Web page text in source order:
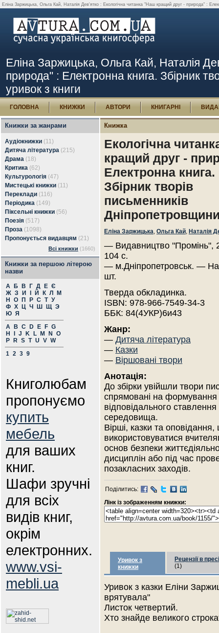
Еліна Заржицька, Ольга Кай, Наталія Дев'ятко : Екологічна читанка "Наш кращий друг - природа" :
Еліна Заржицька, Ольга Кай, Наталія
природа" : Електронна книга. Збірник
уривок з книги
ГОЛОВНА КНИЖКИ АВТОРИ КНИГАРНІ
Книжки за жанрами
Аудіокнижки (11)
Дитяча література (215)
Драма (18)
Критика (62)
Культурологія (47)
Мистецькі книжки (11)
Переклади (116)
Періодика (149)
Піксельні книжки (56)
Поезія (517)
Проза (1098)
Пропонується видавцям (21)
Всі книжки (1660)
Книжки за першою літерою
назви
А Б В Г Д Е Є
Ж З И Й К Л
М
Н
О П Р С Т У
Ф Х Ц Ч Ш Щ Э
Ю Я
A
B C D E F G
H
J K L M N
O
P
R S T U V W
1 2 3 9
Книголюбам
пропонуємо
купить
мебель
для ваших
книг.
Шафи зручні
для всіх
видів книг,
окрім
електронних.
www.vsi-
mebli.ua
Книжка
Екологічна
кращий друг -
Електронна книга.
Збірник творів
письменників
Еліна Заржицька, Ольга Кай, Наталія
— Видавництво "Промінь",
104 с.
— м.Дніпропетровськ. —
шт.
Тверда обкладинка.
ISBN: 978-966-7549-34-3
ББК: 84(4УКР)6и43
Жанр:
— Дитяча література
— Казки
— Віршовані твори
Анотація:
До збірки увійшли твори
спрямовані на формування у
відповідального
середовища.
Вірші, казки та
використовуватися
основ безпеки
дисциплін або під час
позакласних заходів.
Поділитись:
Лінк із зображенням книжки:
Уривок з
книжки
Рецензії в пресі
(1)
Уривок з казки Еліни
врятувала"
Листок четвертий.
Хто знайде великого